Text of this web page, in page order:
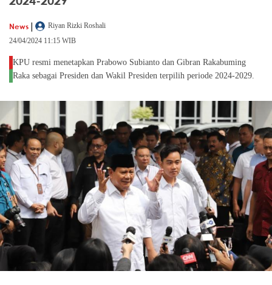
News |
Riyan Rizki Roshali
24/04/2024 11:15 WIB
KPU resmi menetapkan Prabowo Subianto dan Gibran Rakabuming
Raka sebagai Presiden dan Wakil Presiden terpilih periode 2024-2029.